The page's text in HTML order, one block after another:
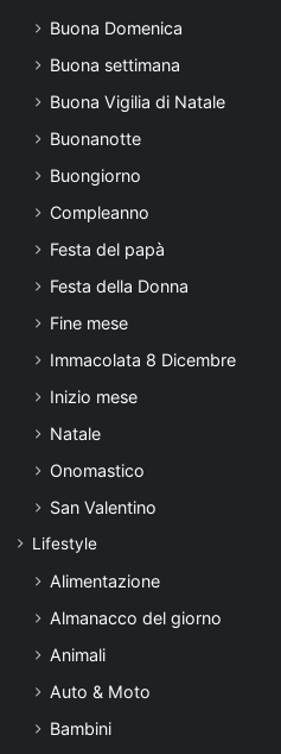
Buona Domenica
Buona settimana
Buona Vigilia di Natale
Buonanotte
Buongiorno
Compleanno
Festa del papà
Festa della Donna
Fine mese
Immacolata 8 Dicembre
Inizio mese
Natale
Onomastico
San Valentino
Lifestyle
Alimentazione
Almanacco del giorno
Animali
Auto & Moto
Bambini